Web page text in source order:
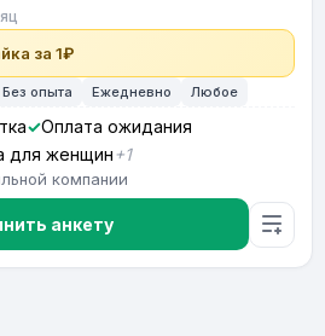
за 1₽
Без опыта Ежедневно Любое
Оплата ожидания
для женщин +1
компании
анкету